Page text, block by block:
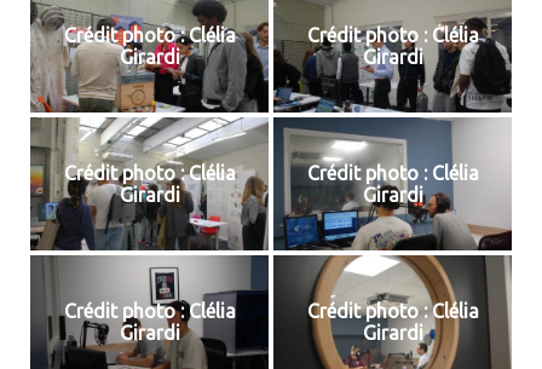
Crédit photo : Clélia
Girardi
Crédit photo : Clélia
Girardi
Crédit photo : Clélia
Girardi
Crédit photo : Clélia
Girardi
Crédit photo : Clélia
Girardi
Crédit photo : Clélia
Girardi